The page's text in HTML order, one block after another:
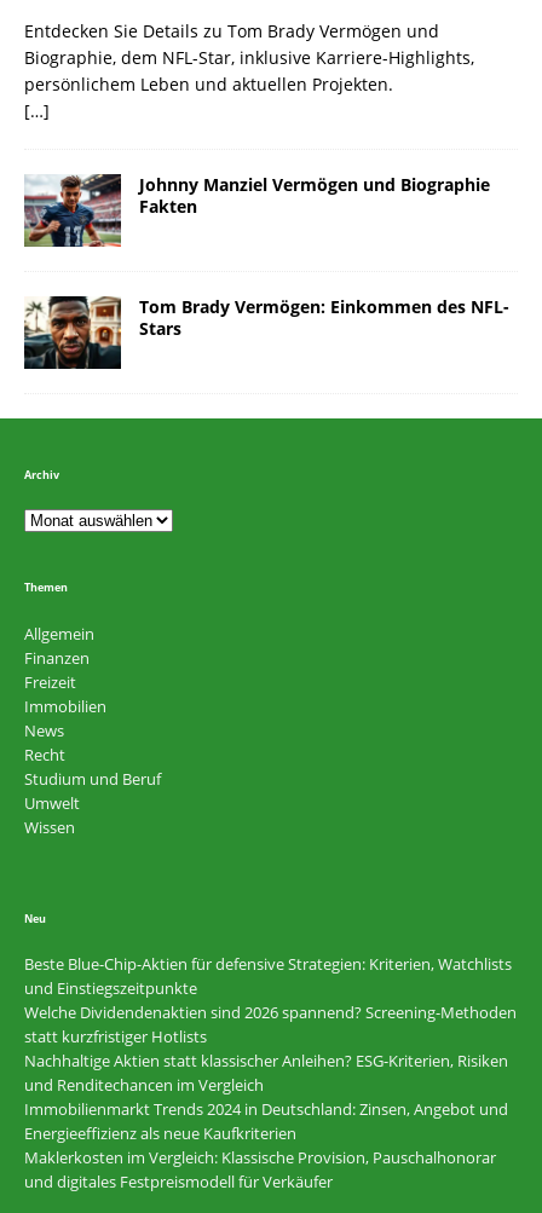
Entdecken Sie Details zu Tom Brady Vermögen und
Biographie, dem NFL-Star, inklusive Karriere-Highlights,
persönlichem Leben und aktuellen Projekten.
[…]
Johnny Manziel Vermögen und Biographie
Fakten
Tom Brady Vermögen: Einkommen des NFL-
Stars
Archiv
Themen
Allgemein
Finanzen
Freizeit
Immobilien
News
Recht
Studium und Beruf
Umwelt
Wissen
Neu
Beste Blue-Chip-Aktien für defensive Strategien: Kriterien, Watchlists
und Einstiegszeitpunkte
Welche Dividendenaktien sind 2026 spannend? Screening-Methoden
statt kurzfristiger Hotlists
Nachhaltige Aktien statt klassischer Anleihen? ESG-Kriterien, Risiken
und Renditechancen im Vergleich
Immobilienmarkt Trends 2024 in Deutschland: Zinsen, Angebot und
Energieeffizienz als neue Kaufkriterien
Maklerkosten im Vergleich: Klassische Provision, Pauschalhonorar
und digitales Festpreismodell für Verkäufer